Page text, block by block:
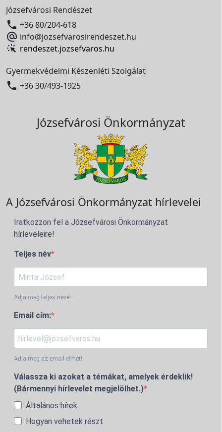
Józsefvárosi Rendészet
 +36 80/204-618
 info@jozsefvarosirendeszet.hu
rendeszet.jozsefvaros.hu
Gyermekvédelmi Készenléti Szolgálat
 +36 30/493-1925
Józsefvárosi Önkormányzat
A Józsefvárosi Önkormányzat hírlevelei
Iratkozzon fel a Józsefvárosi Önkormányzat
hírleveleire!
Teljes név
Adja meg teljes nevét!
Email cím:
Adja meg az email címét!
Válassza ki azokat a témákat, amelyek érdeklik!
(Bármennyi hírlevelet megjelölhet.)
Általános hírek
Hogyan vehetek részt